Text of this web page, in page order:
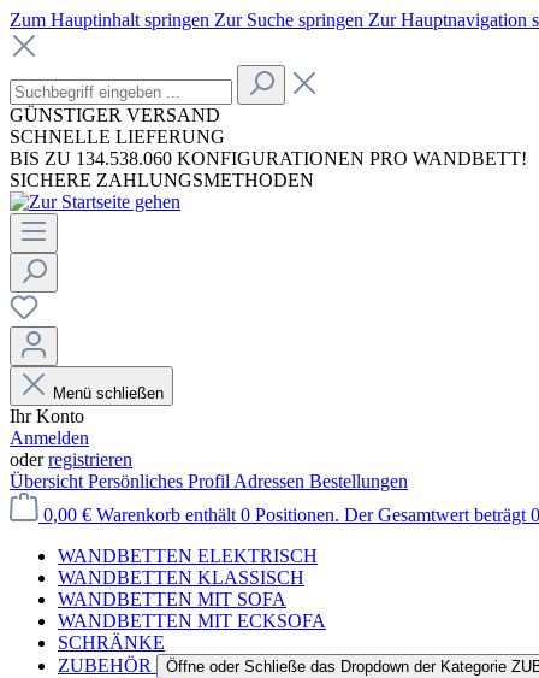
Zum Hauptinhalt springen Zur Suche springen Zur Hauptnavigation
GÜNSTIGER VERSAND
SCHNELLE LIEFERUNG
BIS ZU 134.538.060 KONFIGURATIONEN PRO WANDBETT!
SICHERE ZAHLUNGSMETHODEN
Menü schließen
Ihr Konto
Anmelden
oderregistrieren
Übersicht Persönliches Profil Adressen Bestellungen
0,00 € Warenkorb enthält 0 Positionen. Der Gesamtwert beträgt
WANDBETTEN ELEKTRISCH
WANDBETTEN KLASSISCH
WANDBETTEN MIT SOFA
WANDBETTEN MIT ECKSOFA
SCHRÄNKE
ZUBEHÖR
Öffne oder Schließe das Dropdown der Kategorie